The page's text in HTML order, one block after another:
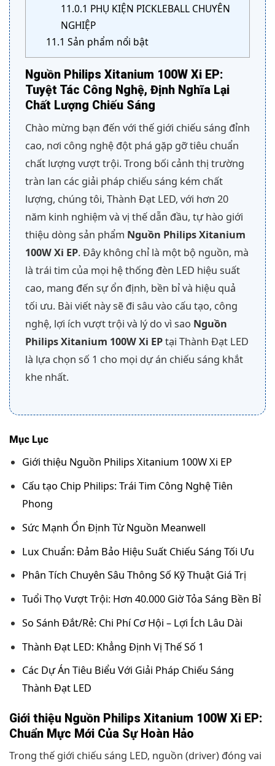
11.0.1 PHỤ KIỆN PICKLEBALL CHUYÊN
NGHIỆP
11.1 Sản phẩm nổi bật
Nguồn Philips Xitanium 100W Xi EP:
Tuyệt Tác Công Nghệ, Định Nghĩa Lại
Chất Lượng Chiếu Sáng
Chào mừng bạn đến với thế giới chiếu sáng đỉnh
cao, nơi công nghệ đột phá gặp gỡ tiêu chuẩn
chất lượng vượt trội. Trong bối cảnh thị trường
tràn lan các giải pháp chiếu sáng kém chất
lượng, chúng tôi, Thành Đạt LED, với hơn 20
năm kinh nghiệm và vị thế dẫn đầu, tự hào giới
thiệu dòng sản phẩm Nguồn Philips Xitanium
100W Xi EP. Đây không chỉ là một bộ nguồn, mà
là trái tim của mọi hệ thống đèn LED hiệu suất
cao, mang đến sự ổn định, bền bỉ và hiệu quả
tối ưu. Bài viết này sẽ đi sâu vào cấu tạo, công
nghệ, lợi ích vượt trội và lý do vì sao Nguồn
Philips Xitanium 100W Xi EPtại Thành Đạt LED
là lựa chọn số 1 cho mọi dự án chiếu sáng khắt
khe nhất.
Mục Lục
Giới thiệu Nguồn Philips Xitanium 100W Xi EP
Cấu tạo Chip Philips: Trái Tim Công Nghệ Tiên
Phong
Sức Mạnh Ổn Định Từ Nguồn Meanwell
Lux Chuẩn: Đảm Bảo Hiệu Suất Chiếu Sáng Tối Ưu
Phân Tích Chuyên Sâu Thông Số Kỹ Thuật Giá Trị
Tuổi Thọ Vượt Trội: Hơn 40.000 Giờ Tỏa Sáng Bền Bỉ
So Sánh Đắt/Rẻ: Chi Phí Cơ Hội – Lợi Ích Lâu Dài
Thành Đạt LED: Khẳng Định Vị Thế Số 1
Các Dự Án Tiêu Biểu Với Giải Pháp Chiếu Sáng
Thành Đạt LED
Giới thiệu Nguồn Philips Xitanium 100W Xi EP:
Chuẩn Mực Mới Của Sự Hoàn Hảo
Trong thế giới chiếu sáng LED, nguồn (driver) đóng vai